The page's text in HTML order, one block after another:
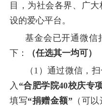
目，为社会各界、广
设的爱心平台。
基金会已开通微信
下：
（任选其一均可）
（ 1 ）通过微信，
入 “合肥学院40校庆专
填写“捐赠金额”（可以